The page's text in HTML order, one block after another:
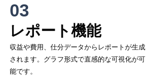
03
​レポート機能
収益や費用​、仕分データからレポートが生成
されます。グラフ形式で直感的な可視化が可
能です。